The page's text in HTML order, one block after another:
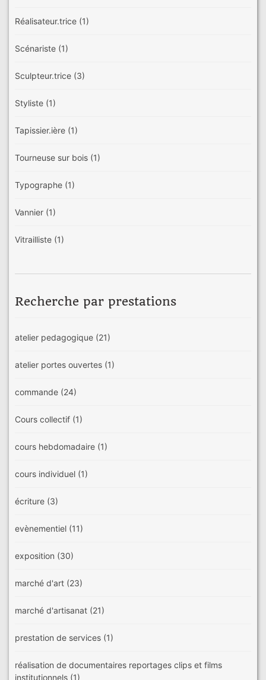
Réalisateur.trice (1)
Scénariste (1)
Sculpteur.trice (3)
Styliste (1)
Tapissier.ière (1)
Tourneuse sur bois (1)
Typographe (1)
Vannier (1)
Vitrailliste (1)
Recherche par prestations
atelier pedagogique (21)
atelier portes ouvertes (1)
commande (24)
Cours collectif (1)
cours hebdomadaire (1)
cours individuel (1)
écriture (3)
evènementiel (11)
exposition (30)
marché d'art (23)
marché d'artisanat (21)
prestation de services (1)
réalisation de documentaires reportages clips et films
institutionnels (1)